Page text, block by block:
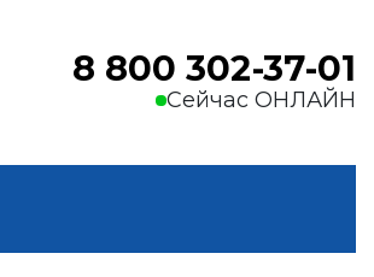
8 800 302-37-01
Сейчас ОНЛАЙН